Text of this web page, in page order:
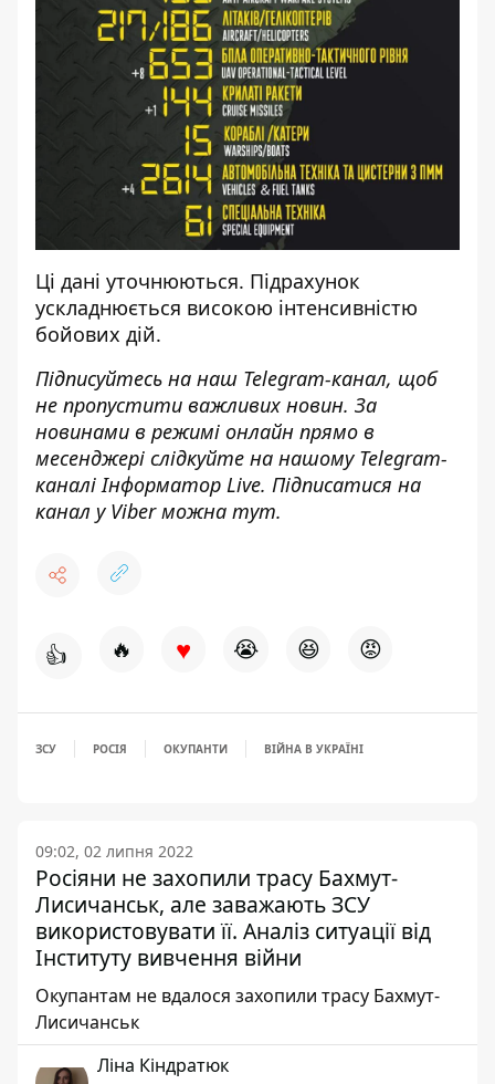
Ці дані уточнюються. Підрахунок
ускладнюється високою інтенсивністю
бойових дій.
Підписуйтесь на наш Telegram-канал, щоб
не пропустити важливих новин. За
новинами в режимі онлайн прямо в
месенджері слідкуйте на нашому Telegram-
каналіІнформатор Live. Підписатися на
канал у Viber можна тут.
👍 🔥 ♥ 😭 😆 😡
ЗСУ РОСІЯ ОКУПАНТИ ВІЙНА В УКРАЇНІ
09:02, 02 липня 2022
Росіяни не захопили трасу Бахмут-
Лисичанськ, але заважають ЗСУ
використовувати її. Аналіз ситуації від
Інституту вивчення війни
Окупантам не вдалося захопили трасу Бахмут-
Лисичанськ
Ліна Кіндратюк